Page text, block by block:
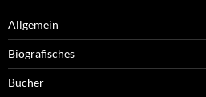
Allgemein
Biografisches
Bücher